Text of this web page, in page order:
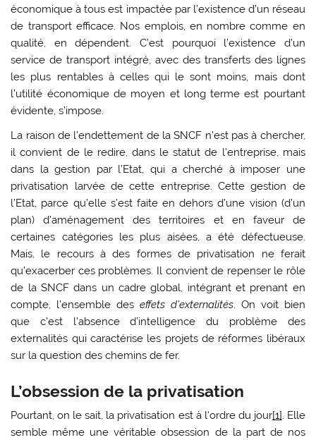
économique à tous est impactée par l’existence d’un réseau
de transport efficace. Nos emplois, en nombre comme en
qualité, en dépendent. C’est pourquoi l’existence d’un
service de transport intégré, avec des transferts des lignes
les plus rentables à celles qui le sont moins, mais dont
l’utilité économique de moyen et long terme est pourtant
évidente, s’impose.
La raison de l’endettement de la SNCF n’est pas à chercher,
il convient de le redire, dans le statut de l’entreprise, mais
dans la gestion par l’Etat, qui a cherché à imposer une
privatisation larvée de cette entreprise. Cette gestion de
l’Etat, parce qu’elle s’est faite en dehors d’une vision (d’un
plan) d’aménagement des territoires et en faveur de
certaines catégories les plus aisées, a été défectueuse.
Mais, le recours à des formes de privatisation ne ferait
qu’exacerber ces problèmes. Il convient de repenser le rôle
de la SNCF dans un cadre global, intégrant et prenant en
compte, l’ensemble deseffets d’externalités. On voit bien
que c’est l’absence d’intelligence du problème des
externalités qui caractérise les projets de réformes libéraux
sur la question des chemins de fer.
L’obsession de la privatisation
Pourtant, on le sait, la privatisation est à l‘ordre du jour[1]. Elle
semble même une véritable obsession de la part de nos